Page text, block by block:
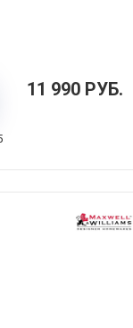
12
RR0068
11 990 РУБ.